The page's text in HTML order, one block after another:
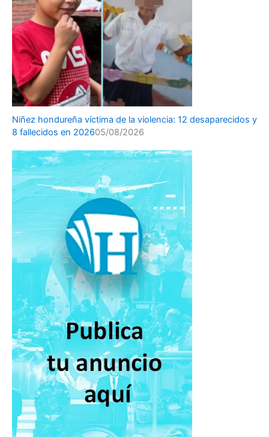
Niñez hondureña víctima de la violencia: 12 desaparecidos y
8 fallecidos en 202605/08/2026